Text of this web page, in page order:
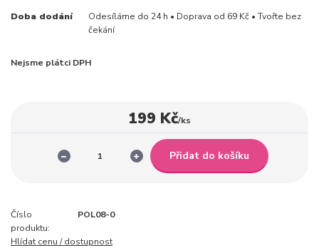
Doba dodání
Odesíláme do 24 h • Doprava od 69 Kč • Tvořte bez
čekání
Nejsme plátci DPH
199 Kč/ks
Přidat do košíku
Číslo
produktu:
POL08-0
Hlídat cenu / dostupnost